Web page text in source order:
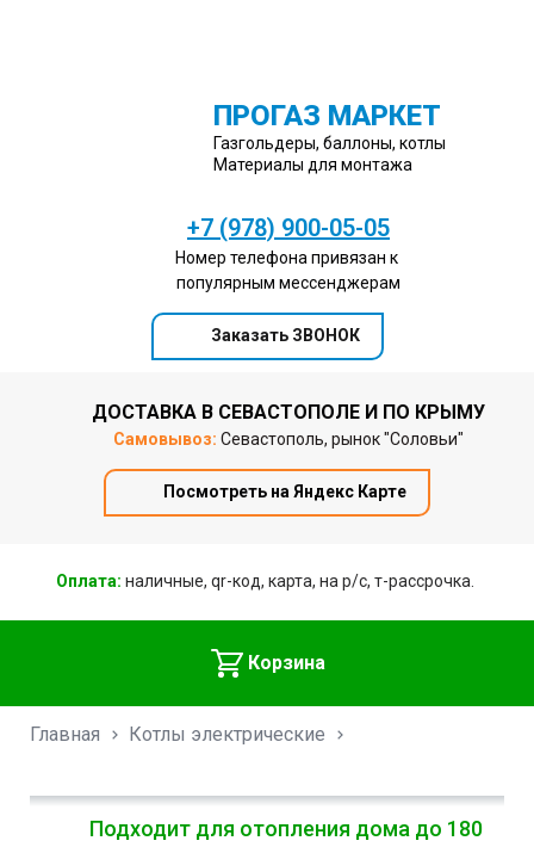
ПРОГАЗ МАРКЕТ
Газгольдеры, баллоны, котлы
Материалы для монтажа
+7 (978) 900-05-05
Номер телефона привязан к
популярным мессенджерам
Заказать ЗВОНОК
ДОСТАВКА В СЕВАСТОПОЛЕ И ПО КРЫМУ
Самовывоз: Севастополь, рынок "Соловьи"
Посмотреть на Яндекс Карте
Оплата: наличные, qr-код, карта, на р/с, т-рассрочка.
Корзина
Главная Котлы электрические
Подходит для отопления дома до 180